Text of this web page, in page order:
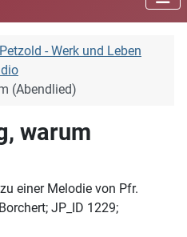
- Werk und Leben
(Abendlied)
warum
einer Melodie von Pfr.
JP_ID 1229;